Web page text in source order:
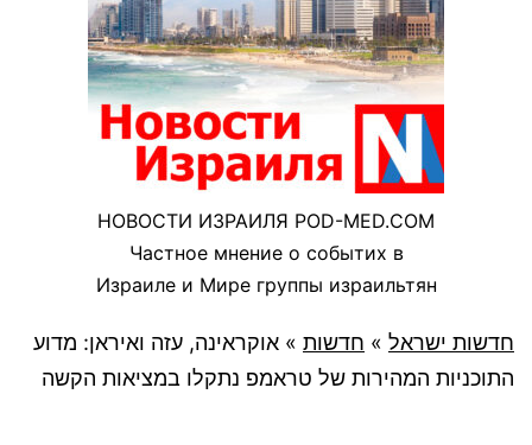
НОВОСТИ ИЗРАИЛЯ POD-MED.COM
Частное мнение о событих в
Израиле и Мире группы израильтян
חדשות ישראל » חדשות » אוקראינה, עזה ואיראן: מדוע
התוכניות המהירות של טראמפ נתקלו במציאות הקשה